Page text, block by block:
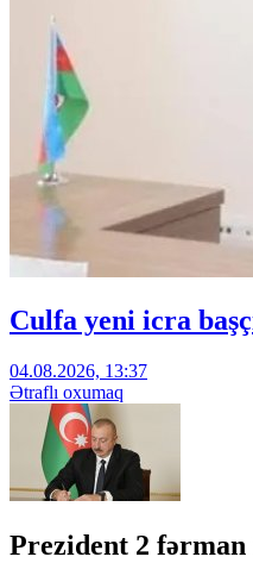
Culfa yeni icra
04.08.2026, 13:37
Ətraflı oxumaq
Prezident 2 fərman